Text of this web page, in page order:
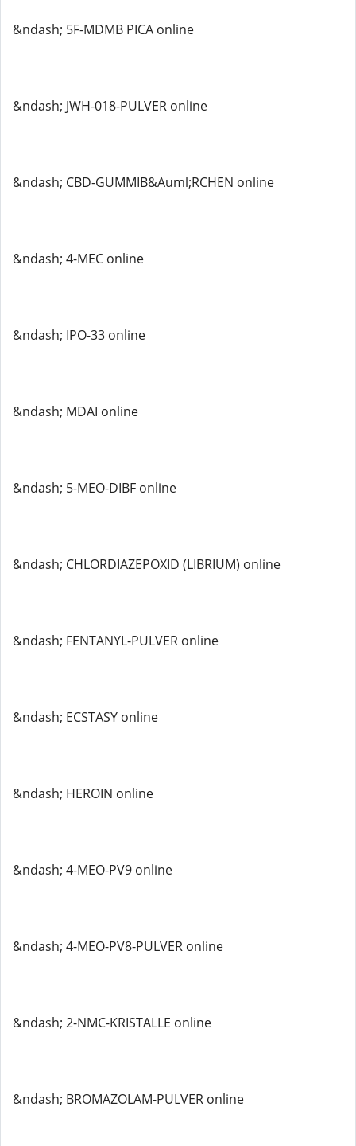
&ndash; 5F-MDMB PICA online
&ndash; JWH-018-PULVER online
&ndash; CBD-GUMMIB&Auml;RCHEN online
&ndash; 4-MEC online
&ndash; IPO-33 online
&ndash; MDAI online
&ndash; 5-MEO-DIBF online
&ndash; CHLORDIAZEPOXID (LIBRIUM) online
&ndash; FENTANYL-PULVER online
&ndash; ECSTASY online
&ndash; HEROIN online
&ndash; 4-MEO-PV9 online
&ndash; 4-MEO-PV8-PULVER online
&ndash; 2-NMC-KRISTALLE online
&ndash; BROMAZOLAM-PULVER online